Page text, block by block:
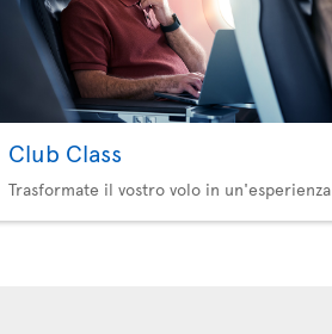
Club Class
Trasformate il vostro volo in un'esperienza